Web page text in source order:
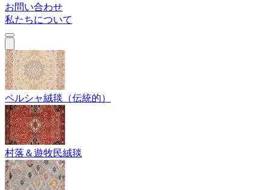
お問い合わせ
私たちについて
ペルシャ絨毯（伝統的）
村落＆遊牧民絨毯